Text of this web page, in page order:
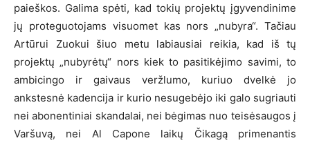
paieškos. Galima spėti, kad tokių projektų įgyvendinime
jų proteguotojams visuomet kas nors „nubyra“. Tačiau
Artūrui Zuokui šiuo metu labiausiai reikia, kad iš tų
projektų „nubyrėtų“ nors kiek to pasitikėjimo savimi, to
ambicingo ir gaivaus veržlumo, kuriuo dvelkė jo
ankstesnė kadencija ir kurio nesugebėjo iki galo sugriauti
nei abonentiniai skandalai, nei bėgimas nuo teisėsaugos į
Varšuvą, nei Al Capone laikų Čikagą primenantis